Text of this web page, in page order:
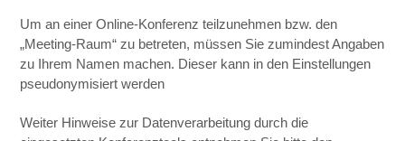
Um an einer Online-Konferenz teilzunehmen bzw. den
„Meeting-Raum“ zu betreten, müssen Sie zumindest Angaben
zu Ihrem Namen machen. Dieser kann in den Einstellungen
pseudonymisiert werden
Weiter Hinweise zur Datenverarbeitung durch die